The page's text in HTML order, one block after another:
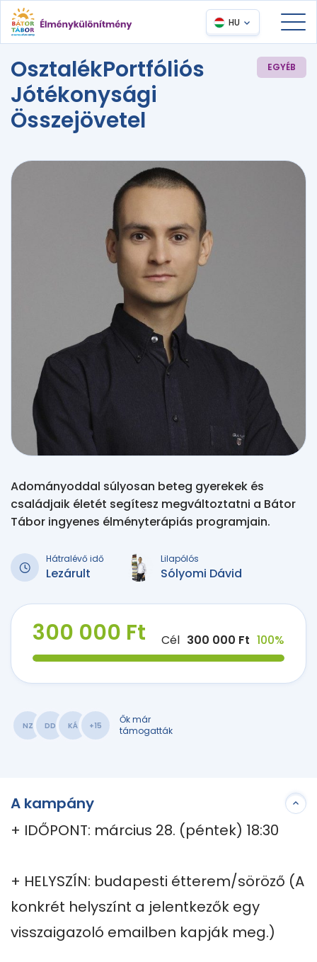
HU
OsztalékPortfóliós
Jótékonysági
Összejövetel
EGYÉB
Adományoddal súlyosan beteg gyerekek és
családjaik életét segítesz megváltoztatni a Bátor
Tábor ingyenes élményterápiás programjain.
Hátralévő idő
Lezárult
Lilapólós
Sólyomi Dávid
300 000 Ft Cél 300 000 Ft 100%
NZ DD KÁ +15
Ők már
támogatták
A kampány
+ IDŐPONT: március 28. (péntek) 18:30
+ HELYSZÍN: budapesti étterem/söröző (A
konkrét helyszínt a jelentkezők egy
visszaigazoló emailben kapják meg.)